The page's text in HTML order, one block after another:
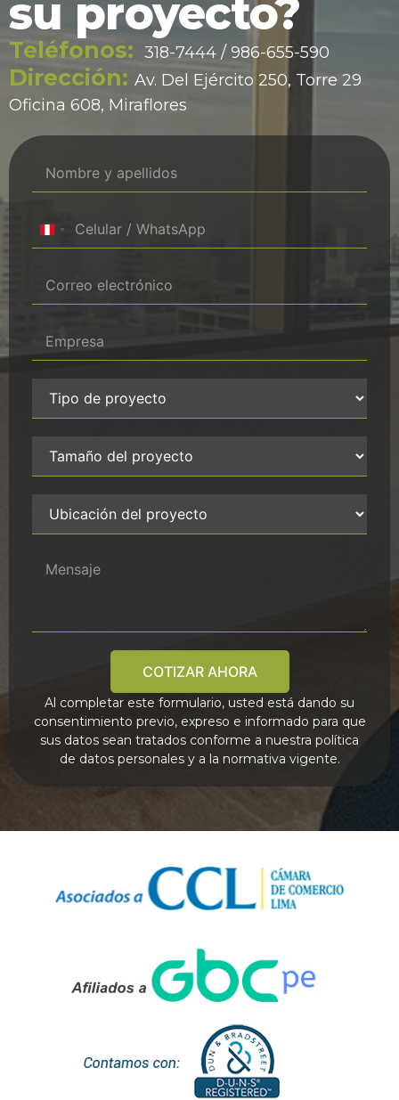
su proyecto?
Teléfonos: 318-7444 / 986-655-590
Dirección: Av. Del Ejército 250, Torre 29
Oficina 608, Miraflores
Peru +51
COTIZAR AHORA
Al completar este formulario, usted está dando su
consentimiento previo, expreso e informado para que
sus datos sean tratados conforme a nuestra política
de datos personales y a la normativa vigente.